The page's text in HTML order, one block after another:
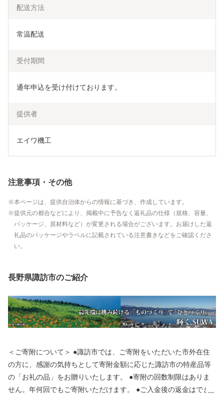
配送方法
常温配送
受付期間
通年申込を受け付けております。
提供者
エイワ機工
注意事項・その他
本ページは、提供自治体からの情報に基づき、作成しています。
提供元の都合などにより、掲載中に予告なく返礼品の仕様（規格、容量、
パッケージ、原材料など）が変更される場合がございます。お届けした返
礼品のパッケージやラベルに記載されている注意書きなどをご確認くださ
い。
長野県諏訪市のご紹介
＜ご寄附について＞ ●諏訪市では、ご寄附をいただいた市外在住
の方に、感謝の気持ちとして寄附金額に応じた諏訪市の特産品等
の「お礼の品」をお贈りいたします。 ●寄附の回数制限はありま
せん。年何回でもご寄附いただけます。 ●ご入金後の返金はでき